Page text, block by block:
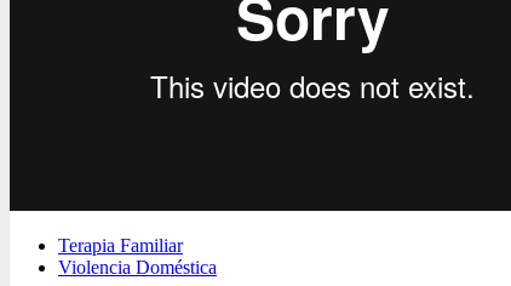
Terapia Familiar
Violencia Doméstica